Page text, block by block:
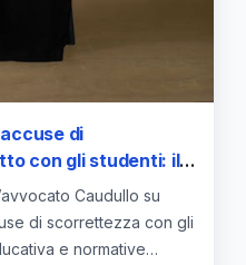
di
con gli studenti: il
Caudullo
Caudullo su
di scorrettezza con gli
e normative